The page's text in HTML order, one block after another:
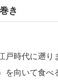
き
戸時代に遡り
を向いて食べ